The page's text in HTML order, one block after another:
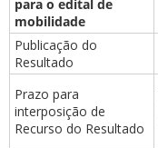
para o edital de
mobilidade
Publicação do
Resultado
Prazo para
interposição de
Recurso do Resultado